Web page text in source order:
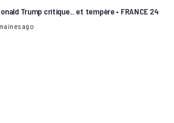
Trump critique... et tempère • FRANCE 24
ago